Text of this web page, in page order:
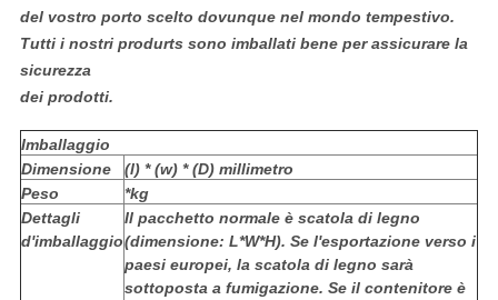
del vostro porto scelto dovunque nel mondo tempestivo.
Tutti i nostri produrts sono imballati bene per assicurare la
sicurezza
dei prodotti.
Imballaggio
Dimensione
(l) * (w) * (D) millimetro
Peso
*kg
Dettagli
d'imballaggio
Il pacchetto normale è scatola di legno
(dimensione: L*W*H). Se l'esportazione verso i
paesi europei, la scatola di legno sarà
sottoposta a fumigazione. Se il contenitore è